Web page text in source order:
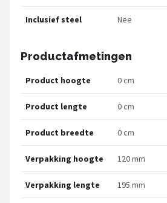
Inclusief steel Nee
Productafmetingen
Product hoogte 0 cm
Product lengte 0 cm
Product breedte 0 cm
Verpakking hoogte 120 mm
Verpakking lengte 195 mm